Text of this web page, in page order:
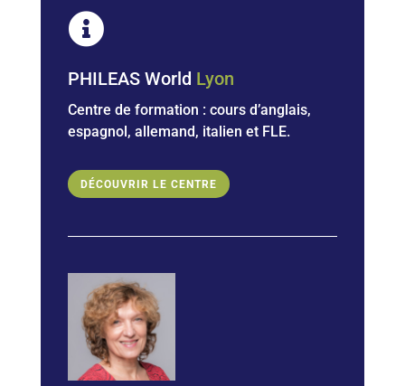
ensemble vos besoins et construisons votre
parcours avant la signature du contrat.

PHILEAS World Lyon
Centre de formation : cours d’anglais,
espagnol, allemand, italien et FLE.
DÉCOUVRIR LE CENTRE